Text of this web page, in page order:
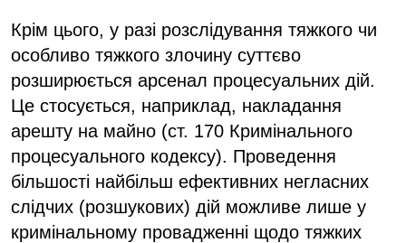
Крім цього, у разі розслідування тяжкого чи
особливо тяжкого злочину суттєво
розширюється арсенал процесуальних дій.
Це стосується, наприклад, накладання
арешту на майно (ст. 170 Кримінального
процесуального кодексу). Проведення
більшості найбільш ефективних негласних
слідчих (розшукових) дій можливе лише у
кримінальному провадженні щодо тяжких